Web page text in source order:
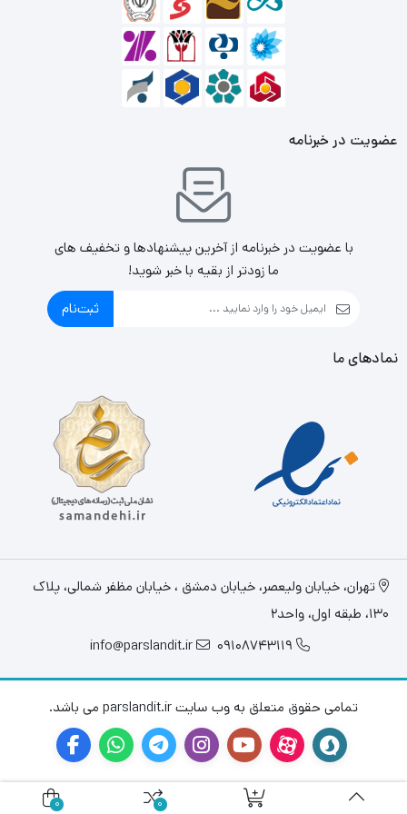
و تداخل به شما این امکان را می‌دهد تا با خاطری آسوده از
ماوس خود در کنار وسایل بی‌سیم دیگر استفاده کنید.
عضویت در خبرنامه
با عضویت در خبرنامه از آخرین پیشنهادها و تخفیف های
ما زودتر از بقیه با خبر شوید!
ثبت‌نام
نمادهای ما
تهران، خيابان وليعصر، خیابان دمشق ، خیابان مظفر شمالی، پلاک
130، طبقه اول، واحد2
09108743119
info@parslandit.ir
تمامی حقوق متعلق به وب سایت parslandit.ir می باشد.
0
0